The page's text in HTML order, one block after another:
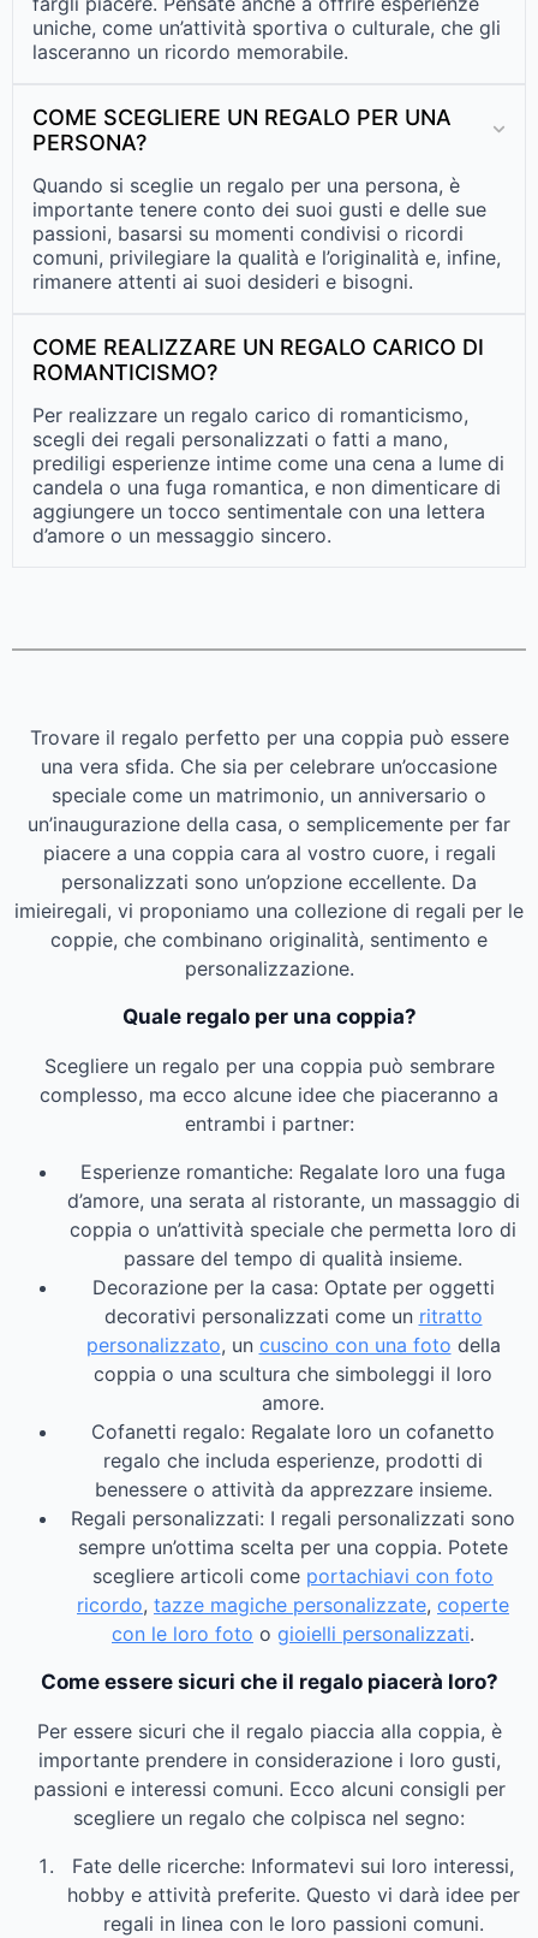
uniche, come un’attività sportiva o culturale, che gli
lasceranno un ricordo memorabile.
COME SCEGLIERE UN REGALO PER UNA
PERSONA?
Quando si sceglie un regalo per una persona, è
importante tenere conto dei suoi gusti e delle sue
passioni, basarsi su momenti condivisi o ricordi
comuni, privilegiare la qualità e l’originalità e, infine,
rimanere attenti ai suoi desideri e bisogni.
COME REALIZZARE UN REGALO CARICO DI
ROMANTICISMO?
Per realizzare un regalo carico di romanticismo,
scegli dei regali personalizzati o fatti a mano,
prediligi esperienze intime come una cena a lume di
candela o una fuga romantica, e non dimenticare di
aggiungere un tocco sentimentale con una lettera
d’amore o un messaggio sincero.
Trovare il regalo perfetto per una coppia può essere
una vera sfida. Che sia per celebrare un’occasione
speciale come un matrimonio, un anniversario o
un’inaugurazione della casa, o semplicemente per far
piacere a una coppia cara al vostro cuore, i regali
personalizzati sono un’opzione eccellente. Da
imieiregali, vi proponiamo una collezione di regali per le
coppie, che combinano originalità, sentimento e
personalizzazione.
Quale regalo per una coppia?
Scegliere un regalo per una coppia può sembrare
complesso, ma ecco alcune idee che piaceranno a
entrambi i partner:
Esperienze romantiche: Regalate loro una fuga
d’amore, una serata al ristorante, un massaggio di
coppia o un’attività speciale che permetta loro di
passare del tempo di qualità insieme.
Decorazione per la casa: Optate per oggetti
decorativi personalizzati come un ritratto
personalizzato, un cuscino con una foto della
coppia o una scultura che simboleggi il loro
amore.
Cofanetti regalo: Regalate loro un cofanetto
regalo che includa esperienze, prodotti di
benessere o attività da apprezzare insieme.
Regali personalizzati: I regali personalizzati sono
sempre un’ottima scelta per una coppia. Potete
scegliere articoli come portachiavi con foto
ricordo, tazze magiche personalizzate, coperte
con le loro foto o gioielli personalizzati.
Come essere sicuri che il regalo piacerà loro?
Per essere sicuri che il regalo piaccia alla coppia, è
importante prendere in considerazione i loro gusti,
passioni e interessi comuni. Ecco alcuni consigli per
scegliere un regalo che colpisca nel segno:
Fate delle ricerche: Informatevi sui loro interessi,
hobby e attività preferite. Questo vi darà idee per
regali in linea con le loro passioni comuni.